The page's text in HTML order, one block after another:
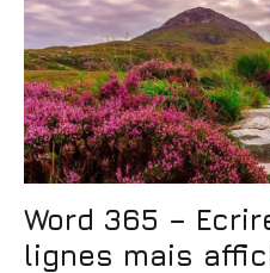
Word 365 –
lignes mais